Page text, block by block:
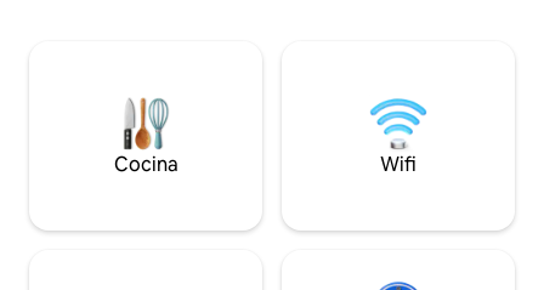
adicional y a notificar en el momento de
Gante, así como
Descubre la
Cocina Wifi